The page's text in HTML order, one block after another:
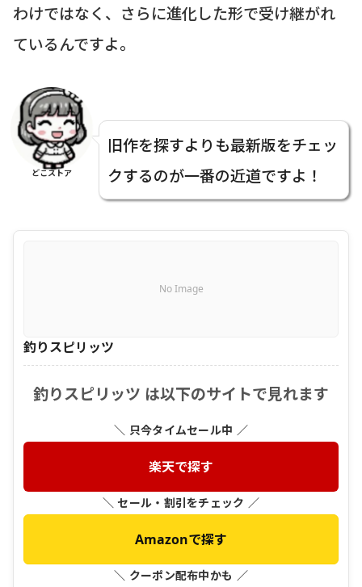
わけではなく、さらに進化した形で受け継がれ
ているんですよ。
どこストア
旧作を探すよりも最新版をチェッ
クするのが一番の近道ですよ！
No Image
釣りスピリッツ
釣りスピリッツ は以下のサイトで見れます
＼ 只今タイムセール中 ／
楽天で探す
＼ セール・割引をチェック ／
Amazonで探す
＼ クーポン配布中かも ／